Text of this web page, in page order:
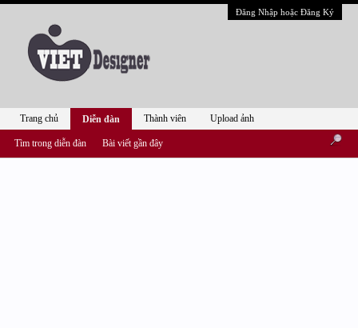
Đăng Nhập hoặc Đăng Ký
Trang chủ Diễn đàn
Tìm trong diễn đàn Bài viết gần đây
Thành viên Upload ảnh